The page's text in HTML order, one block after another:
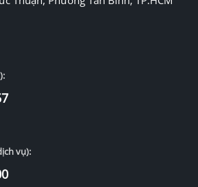
vụ):